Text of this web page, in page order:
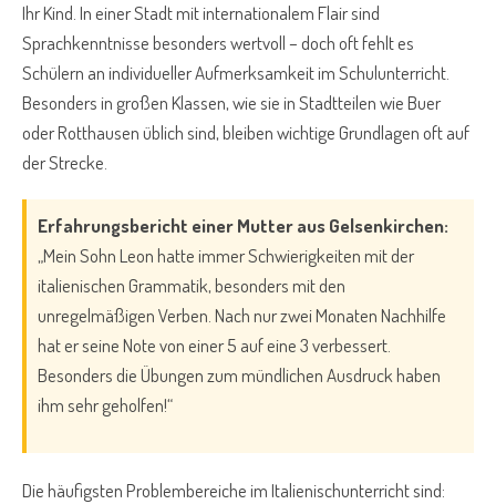
Ihr Kind. In einer Stadt mit internationalem Flair sind
Sprachkenntnisse besonders wertvoll – doch oft fehlt es
Schülern an individueller Aufmerksamkeit im Schulunterricht.
Besonders in großen Klassen, wie sie in Stadtteilen wie Buer
oder Rotthausen üblich sind, bleiben wichtige Grundlagen oft auf
der Strecke.
Erfahrungsbericht einer Mutter aus Gelsenkirchen:
„Mein Sohn Leon hatte immer Schwierigkeiten mit der
italienischen Grammatik, besonders mit den
unregelmäßigen Verben. Nach nur zwei Monaten Nachhilfe
hat er seine Note von einer 5 auf eine 3 verbessert.
Besonders die Übungen zum mündlichen Ausdruck haben
ihm sehr geholfen!“
Die häufigsten Problembereiche im Italienischunterricht sind: